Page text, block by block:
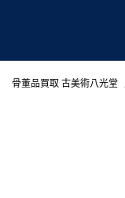
骨董品買取 古美術八光堂